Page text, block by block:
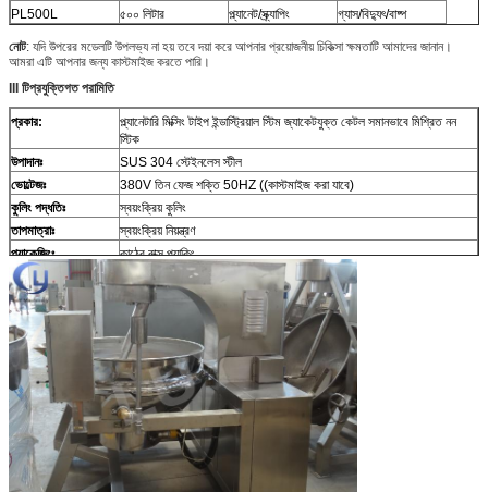
PL500L
৫০০ লিটার প্ল্যানেট/স্ক্র্যাপিং গ্যাস/বিদ্যুৎ/বাষ্প
নোট: যদি উপরের মডেলটি উপলভ্য না হয় তবে দয়া করে আপনার প্রয়োজনীয় চিকিত্সা ক্ষমতাটি আমাদের জানান।
আমরা এটি আপনার জন্য কাস্টমাইজ করতে পারি।
III টিপ্রযুক্তিগত পরামিতি
প্রকার:
প্ল্যানেটারি মিক্সিং টাইপ ইন্ডাস্ট্রিয়াল স্টিম জ্যাকেটযুক্ত কেটল সমানভাবে মিশ্রিত নন
স্টিক
উপাদানঃ
SUS 304 স্টেইনলেস স্টীল
ভোল্টেজঃ
380V তিন ফেজ শক্তি 50HZ ((কাস্টমাইজ করা যাবে)
কুলিং পদ্ধতিঃ
স্বয়ংক্রিয় কুলিং
তাপমাত্রাঃ
স্বয়ংক্রিয় নিয়ন্ত্রণ
প্যাকেজিংঃ
কাঠের বাক্স প্যাকিং